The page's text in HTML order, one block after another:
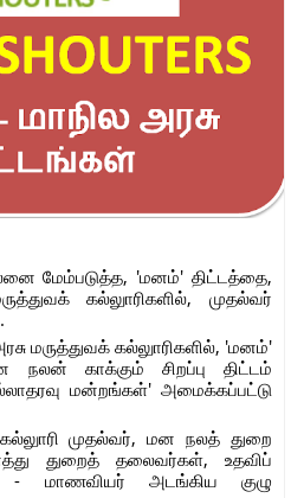
மேம்படுத்த, 'மனம்' திட்டத்தை,
கல்லுாரிகளில், முதல்வர்
மருத்துவக் கல்லுாரிகளில், 'மனம்'
காக்கும் சிறப்பு திட்டம்
மன்றங்கள்' அமைக்கப்பட்டு
முதல்வர், மன நலத் துறை
துறைத் தலைவர்கள், உதவிப்
- மாணவியர் அடங்கிய குழு